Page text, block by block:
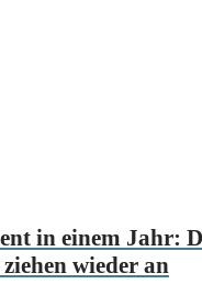
in einem Jahr:
wieder an